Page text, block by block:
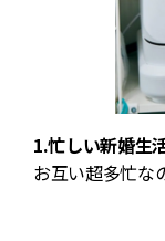
1.忙しい新婚生
お互い超多忙な